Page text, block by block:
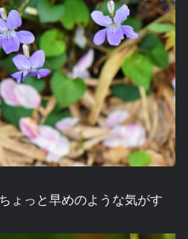
ょっと早めのような気がす